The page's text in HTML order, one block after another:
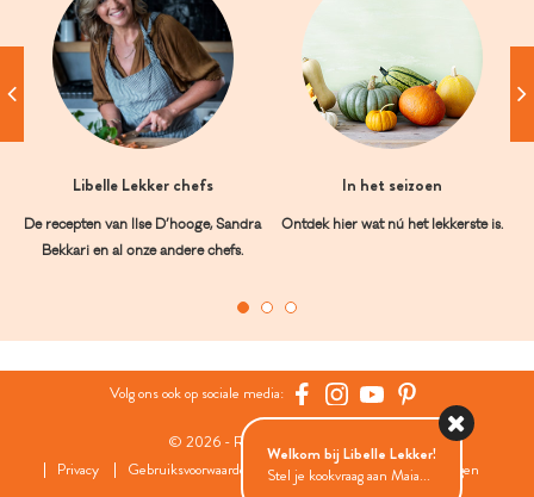
Libelle Lekker chefs
De recepten van Ilse D’hooge, Sandra
Bekkari en al onze andere chefs.
In het seizoen
Ontdek hier wat nú het lekkerste is.
Volg ons ook op sociale media:
© 2026 - Roularta Media Group
Privacy
Gebruiksvoorwaarden Cookies Cookies instellingen
Welkom bij Libelle Lekker!
Stel je kookvraag aan Maia...